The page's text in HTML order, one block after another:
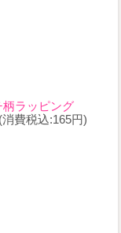
柄ラッピング
(消費税込:165円)